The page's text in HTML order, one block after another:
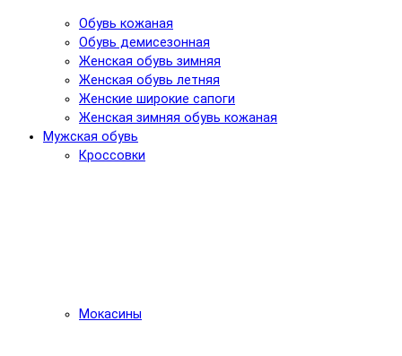
Обувь кожаная
Обувь демисезонная
Женская обувь зимняя
Женская обувь летняя
Женские широкие сапоги
Женская зимняя обувь кожаная
Мужская обувь
Кроссовки
Мокасины